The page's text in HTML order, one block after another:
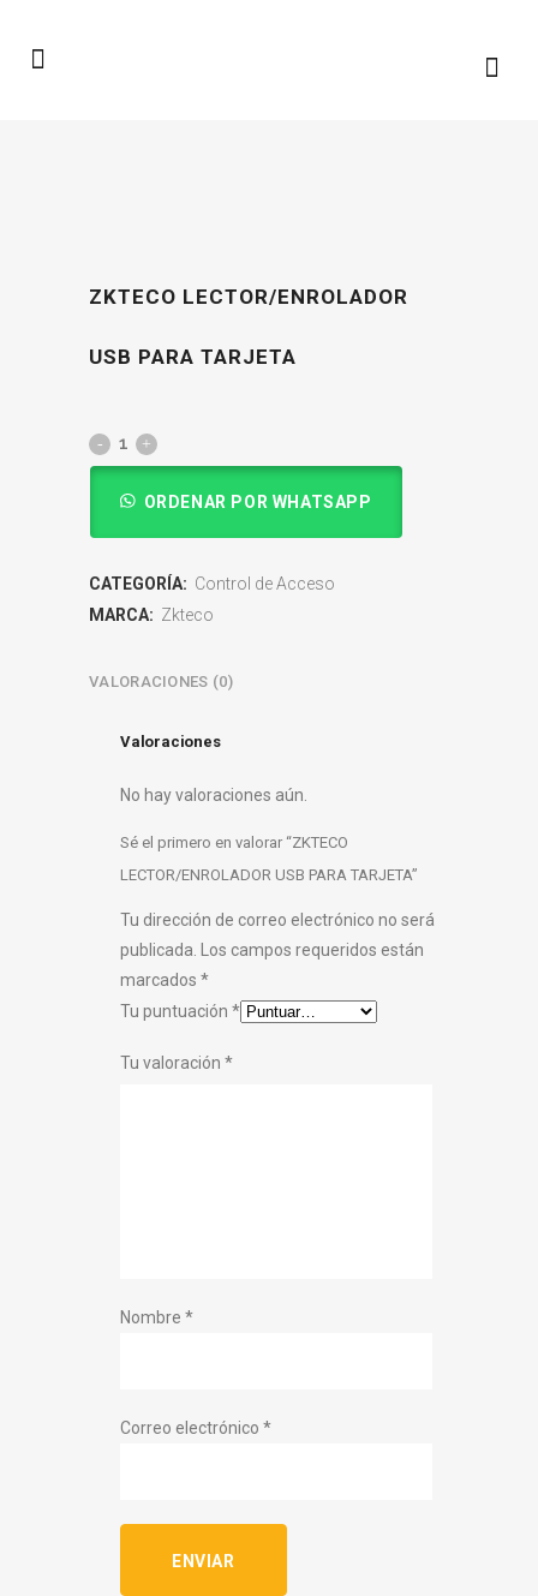
ZKTECO LECTOR/ENROLADOR
USB PARA TARJETA
ORDENAR POR WHATSAPP
CATEGORÍA: Control de Acceso
MARCA: Zkteco
VALORACIONES (0)
Valoraciones
No hay valoraciones aún.
Sé el primero en valorar “ZKTECO
LECTOR/ENROLADOR USB PARA TARJETA”
Tu dirección de correo electrónico no será
publicada.
Los campos requeridos están
marcados *
Tu puntuación *
Tu valoración *
Nombre *
Correo electrónico *